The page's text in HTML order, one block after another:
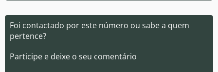
Foi contactado por este número ou sabe a quem
pertence?
Participe e deixe o seu comentário